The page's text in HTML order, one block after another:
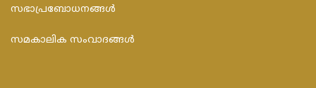
സഭാപ്രബോധനങ്ങള്‍
സമകാലിക സംവാദങ്ങൾ